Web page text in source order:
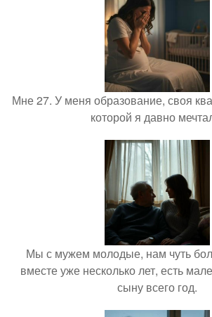
Мне 27. У меня образование, своя
которой я давно
Мы с мужем молодые, нам чуть
вместе уже несколько лет, есть
сыну всего год.